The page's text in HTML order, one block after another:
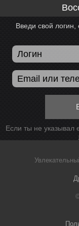
Введи свой
Если ты не указывал